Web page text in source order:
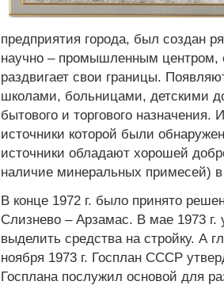
предприятия города, был создан
научно – промышленным центром,
раздвигает свои границы.
школами, больницами, детскими
бытового и торгового
источники которой были
источники обладают хорошей
наличие минеральных примесей)
В конце 1972 г. было принято
Слизнево – Арзамас. В мае 1973
выделить средства на стройку. А
ноября 1973 г. Госплан СССР
Госплана послужил основой для